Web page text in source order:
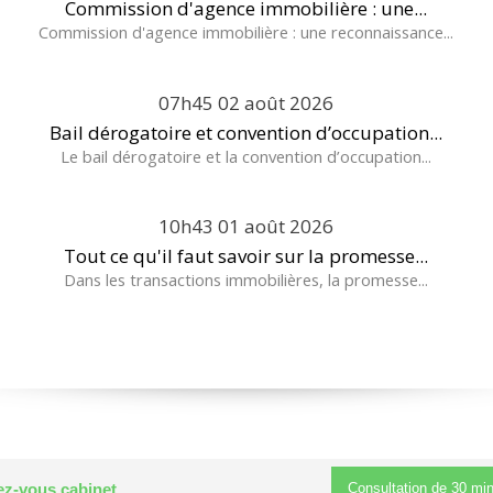
Commission d'agence immobilière : une...
Commission d'agence immobilière : une reconnaissance...
07h45 02 août 2026
Bail dérogatoire et convention d’occupation...
Le bail dérogatoire et la convention d’occupation...
10h43 01 août 2026
Tout ce qu'il faut savoir sur la promesse...
Dans les transactions immobilières, la promesse...
vous cabinet Consultation de 30 min